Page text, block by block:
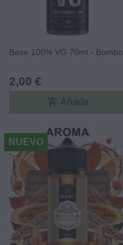
Base 100% VG 70ml - Bombo
2,00 €
add_shopping_cart Añadir
NUEVO